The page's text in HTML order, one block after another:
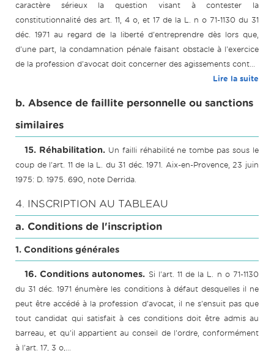
caractère sérieux la question visant à contester la
constitutionnalité des art. 11, 4 o, et 17 de la L. n o 71-1130 du 31
déc. 1971 au regard de la liberté d'entreprendre dès lors que,
d'une part, la condamnation pénale faisant obstacle à l'exercice
de la profession d'avocat doit concerner des agissements cont...
Lire la suite
b. Absence de faillite personnelle ou sanctions
similaires
15. Réhabilitation. Un failli réhabilité ne tombe pas sous le
coup de l'art. 11 de la L. du 31 déc. 1971. Aix-en-Provence,23 juin
1975: D. 1975. 690, note Derrida.
4. INSCRIPTION AU TABLEAU
a. Conditions de l'inscription
1. Conditions générales
16. Conditions autonomes. Si l'art. 11 de la L. n o 71-1130
du 31 déc. 1971 énumère les conditions à défaut desquelles il ne
peut être accédé à la profession d'avocat, il ne s'ensuit pas que
tout candidat qui satisfait à ces conditions doit être admis au
barreau, et qu'il appartient au conseil de l'ordre, conformément
à l'art. 17, 3 o,...